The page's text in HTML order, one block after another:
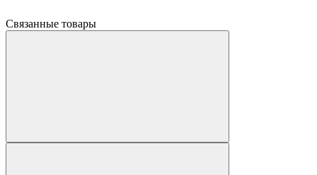
Связанные товары